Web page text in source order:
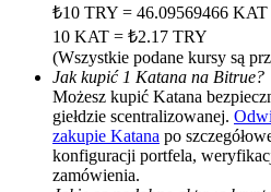
BTC Welcome Rewards
Deposit & Trade BTC to
₺10 TRY = 46.09569466 KAT
10 KAT = ₺2.17 TRY
(Wszystkie podane kursy są
Jak kupić 1 Katana na Bitrue?
Możesz kupić Katana
giełdzie scentralizowanej.
zakupie Katana po
konfiguracji portfela,
zamówienia.